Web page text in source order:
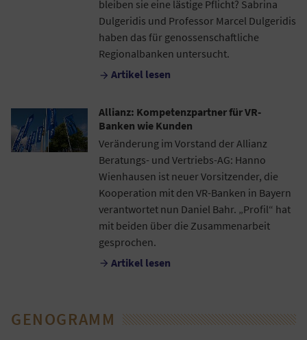
bleiben sie eine lästige Pflicht? Sabrina
Dulgeridis und Professor Marcel Dulgeridis
haben das für genossenschaftliche
Regionalbanken untersucht.
 Artikel lesen
Allianz: Kompetenzpartner für VR-
Banken wie Kunden
Veränderung im Vorstand der Allianz
Beratungs- und Vertriebs-AG: Hanno
Wienhausen ist neuer Vorsitzender, die
Kooperation mit den VR-Banken in Bayern
verantwortet nun Daniel Bahr. „Profil“ hat
mit beiden über die Zusammenarbeit
gesprochen.
 Artikel lesen
GENOGRAMM